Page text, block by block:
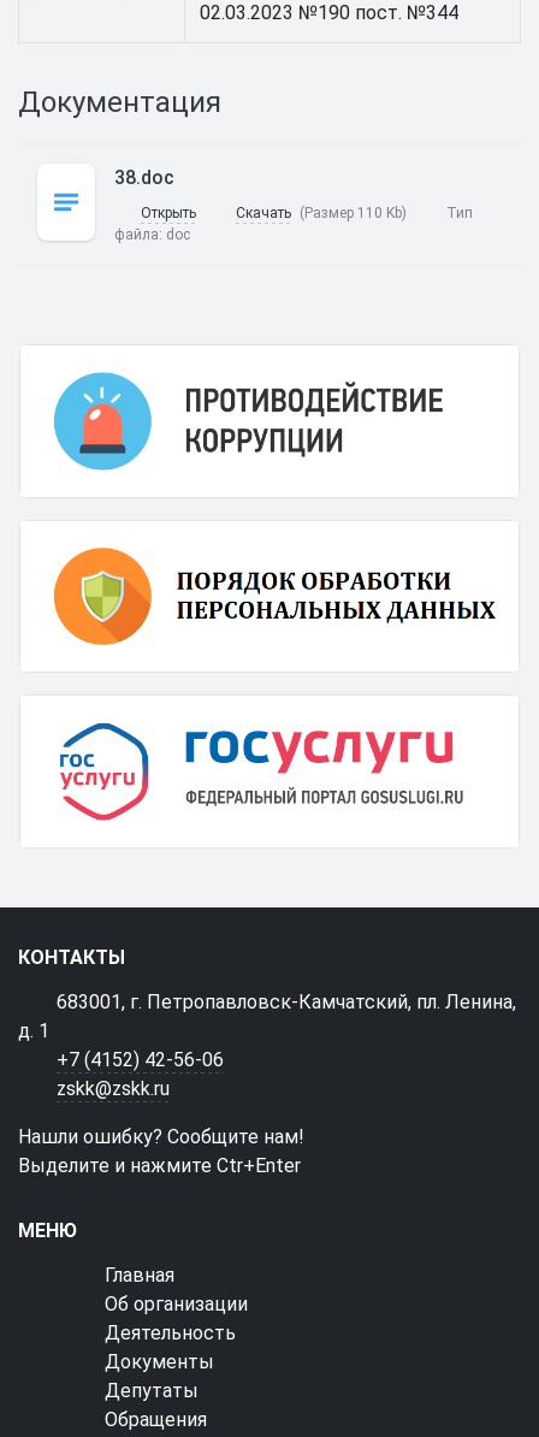
02.03.2023 №190 пост. №344
Документация
38.doc
Открыть Скачать (Размер 110 Kb)
Тип
файла: doc
КОНТАКТЫ
683001, г. Петропавловск-Камчатский, пл. Ленина,
д. 1
+7 (4152) 42-56-06
zskk@zskk.ru
Нашли ошибку? Сообщите нам!
Выделите и нажмите Ctr+Enter
МЕНЮ
Главная
Об организации
Деятельность
Документы
Депутаты
Обращения